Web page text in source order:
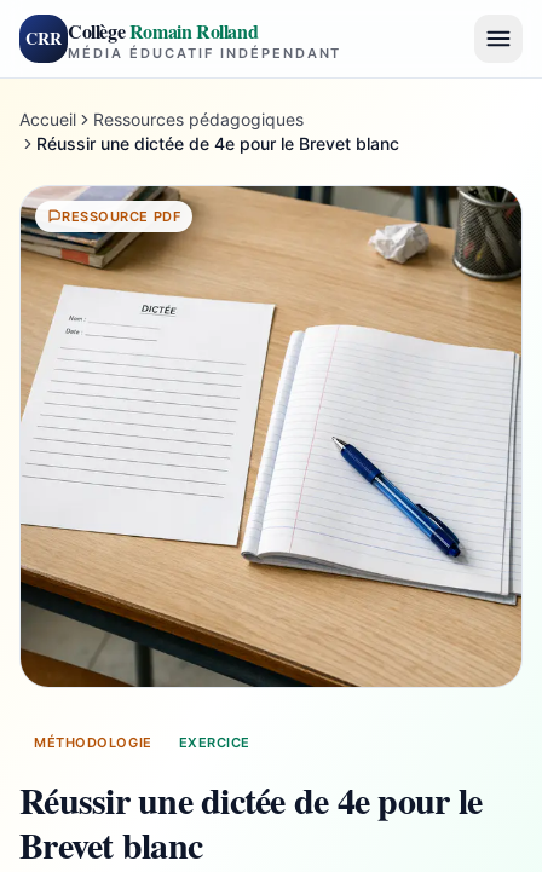
CRR CollègeRomain Rolland
MÉDIA ÉDUCATIF INDÉPENDANT
Accueil
Ressources pédagogiques
Réussir une dictée de 4e pour le Brevet blanc
RESSOURCE PDF
MÉTHODOLOGIE EXERCICE
Réussir une dictée de 4e pour le
Brevet blanc